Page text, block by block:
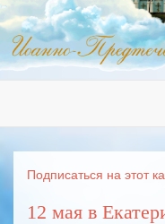
Подписаться на этот
12 мая в